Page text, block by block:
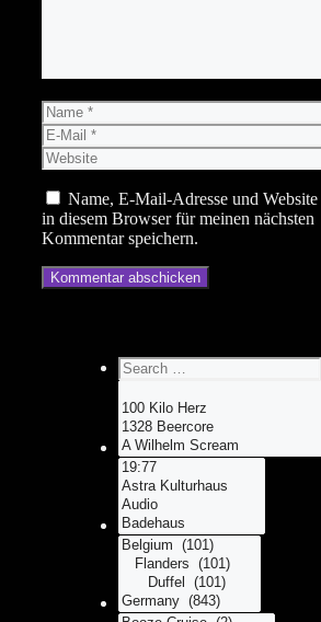
Name
E-
Mail
Website
Name, E-Mail-Adresse und Website
in diesem Browser für meinen nächsten
Kommentar speichern.